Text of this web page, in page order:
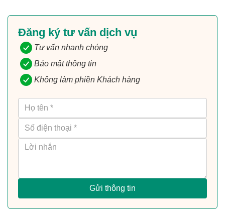
Đăng ký tư vấn dịch vụ
Tư vấn nhanh chóng
Bảo mật thông tin
Không làm phiền Khách hàng
Gửi thông tin